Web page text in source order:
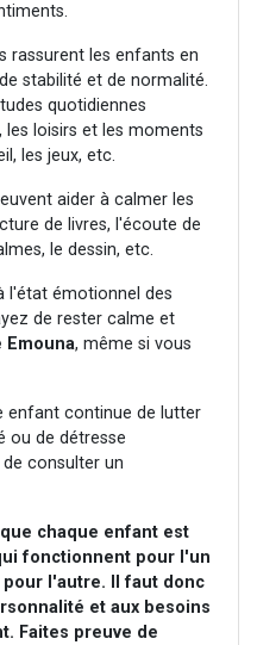
rassurent les enfants en
stabilité et de normalité.
quotidiennes
les loisirs et les moments
les jeux, etc.
aider à calmer les
de livres, l'écoute de
le dessin, etc.
l'état émotionnel des
de rester calme et
, même si vous
enfant continue de lutter
ou de détresse
consulter un
chaque enfant est
fonctionnent pour l'un
l'autre. Il faut donc
et aux besoins
Faites preuve de